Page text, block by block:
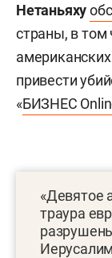
Нетаньяху
страны, в том
привести
«БИЗНЕС
«Девятое
траура